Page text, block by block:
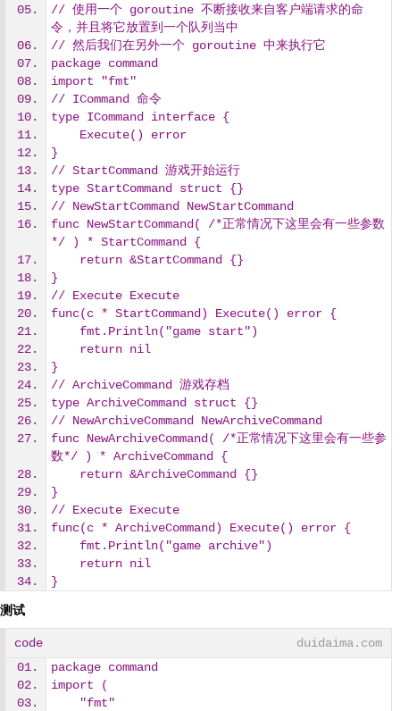
// 使用一个 goroutine 不断接收来自客户端请求的命
令，并且将它放置到一个队列当中
// 然后我们在另外一个 goroutine 中来执行它
package command
import "fmt"
// ICommand 命令
type ICommand interface {
    Execute() error
}
// StartCommand 游戏开始运行
type StartCommand struct {}
// NewStartCommand NewStartCommand
func NewStartCommand( /*正常情况下这里会有一些参数
*/ ) * StartCommand {
    return &StartCommand {}
}
// Execute Execute
func(c * StartCommand) Execute() error {
    fmt.Println("game start")
    return nil
}
// ArchiveCommand 游戏存档
type ArchiveCommand struct {}
// NewArchiveCommand NewArchiveCommand
func NewArchiveCommand( /*正常情况下这里会有一些参
数*/ ) * ArchiveCommand {
    return &ArchiveCommand {}
}
// Execute Execute
func(c * ArchiveCommand) Execute() error {
    fmt.Println("game archive")
    return nil
}
测试
code
duidaima.com
package command
import (
    "fmt"